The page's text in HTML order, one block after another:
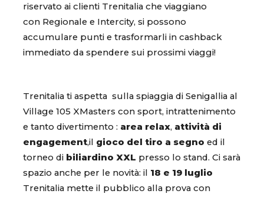
riservato ai clienti Trenitalia che viaggiano
con Regionale e Intercity, si possono
accumulare punti e trasformarli in cashback
immediato da spendere sui prossimi viaggi!
Trenitalia ti aspetta sulla spiaggia di Senigallia al
Village 105 XMasters con sport, intrattenimento
e tanto divertimento : area relax, attività di
engagement,il gioco del tiro a segno ed il
torneo di biliardino XXL presso lo stand. Ci sarà
spazio anche per le novità: il 18 e 19 luglio
Trenitalia mette il pubblico alla prova con